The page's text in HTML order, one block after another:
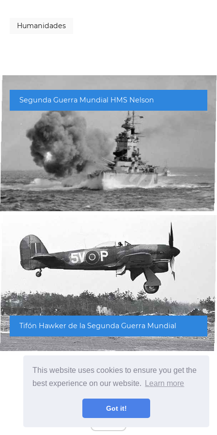
This website uses cookies to ensure you get the
best experience on our website.
Learn more
Got it!
Humanidades
Segunda Guerra Mundial HMS Nelson
Tifón Hawker de la Segunda Guerra Mundial
ad